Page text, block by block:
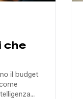
che
il budget